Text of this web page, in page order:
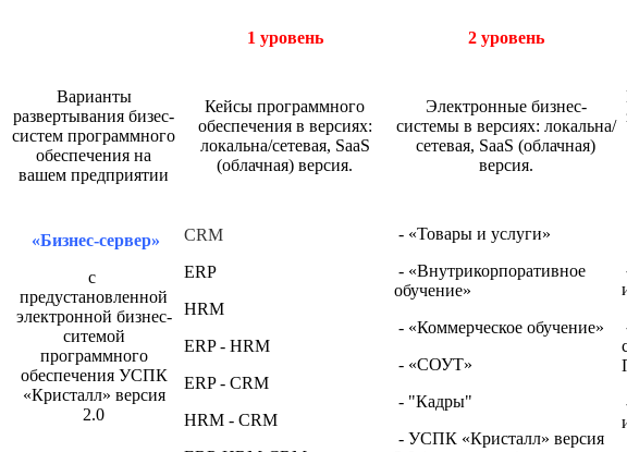
1 уровень 2 уровень
Варианты
развертывания бизес-
систем программного
обеспечения на
вашем предприятии
Кейсы программного
обеспечения в версиях:
локальна/сетевая, SaaS
(облачная) версия.
Электронные бизнес-
системы в версиях: локальна/
сетевая, SaaS (облачная)
версия.
«Бизнес-сервер»
с
предустановленной
электронной бизнес-
ситемой
программного
обеспечения УСПК
«Кристалл» версия
2.0
CRM
ERP
HRM
ERP - HRM
ERP - CRM
HRM - CRM
- «Товары и услуги»
- «Внутрикорпоративное
обучение»
- «Коммерческое обучение»
- «СОУТ»
- "Кадры"
- УСПК «Кристалл» версия